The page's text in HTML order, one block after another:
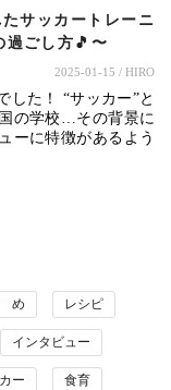
サッカートレーニ
過ごし方🎵〜
2025-01-15 / HIRO
した！ “サッカー”と
の学校…その背景に
ーに特徴があるよう
め レシピ
インタビュー
ー 食育